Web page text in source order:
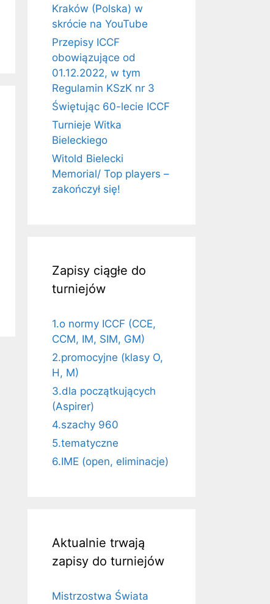
Kraków (Polska) w
skrócie na YouTube
Przepisy ICCF
obowiązujące od
01.12.2022, w tym
Regulamin KSzK nr 3
Świętując 60-lecie ICCF
Turnieje Witka
Bieleckiego
Witold Bielecki
Memorial/ Top players –
zakończył się!
Zapisy ciągłe do
turniejów
1.o normy ICCF (CCE,
CCM, IM, SIM, GM)
2.promocyjne (klasy O,
H, M)
3.dla początkujących
(Aspirer)
4.szachy 960
5.tematyczne
6.IME (open, eliminacje)
Aktualnie trwają
zapisy do turniejów
Mistrzostwa Świata